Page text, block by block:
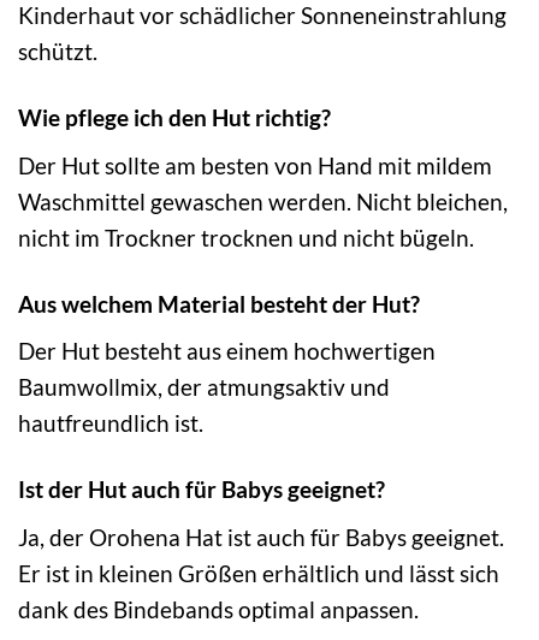
Kinderhaut vor schädlicher Sonneneinstrahlung
schützt.
Wie pflege ich den Hut richtig?
Der Hut sollte am besten von Hand mit mildem
Waschmittel gewaschen werden. Nicht bleichen,
nicht im Trockner trocknen und nicht bügeln.
Aus welchem Material besteht der Hut?
Der Hut besteht aus einem hochwertigen
Baumwollmix, der atmungsaktiv und
hautfreundlich ist.
Ist der Hut auch für Babys geeignet?
Ja, der Orohena Hat ist auch für Babys geeignet.
Er ist in kleinen Größen erhältlich und lässt sich
dank des Bindebands optimal anpassen.